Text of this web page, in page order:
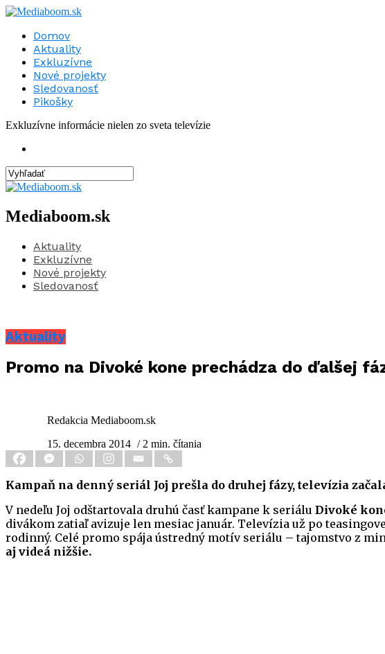
Domov
Aktuality
Exkluzívne
Nové projekty
Sledovanosť
Pikošky
Exkluzívne informácie nielen zo sveta televízie
Mediaboom.sk
Aktuality
Exkluzívne
Nové projekty
Sledovanosť
Aktuality
Promo na Divoké kone prechádza do ďalšej
Redakcia Mediaboom.sk
15. decembra 2014 / 2 min. čítania
Kampaň na denný seriál Joj prešla do druhej fázy, televízia
V nedeľu Joj odštartovala druhú časť kampane k seriálu Divoké
divákom zatiaľ avizuje len mesiac január. Televízia už po
rodinný. Celé promo spája ústredný motív seriálu – tajomstvo z
aj videá nižšie.